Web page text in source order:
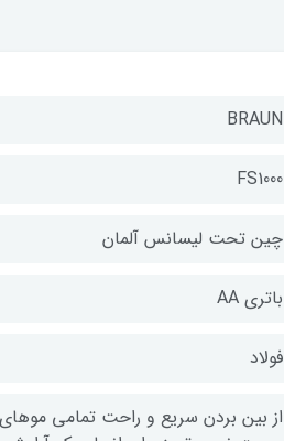
BRAUN
FS1000
چین تحت لیسانس آلمان
باتری AA
فولاد
از بین بردن سریع و راحت تمامی